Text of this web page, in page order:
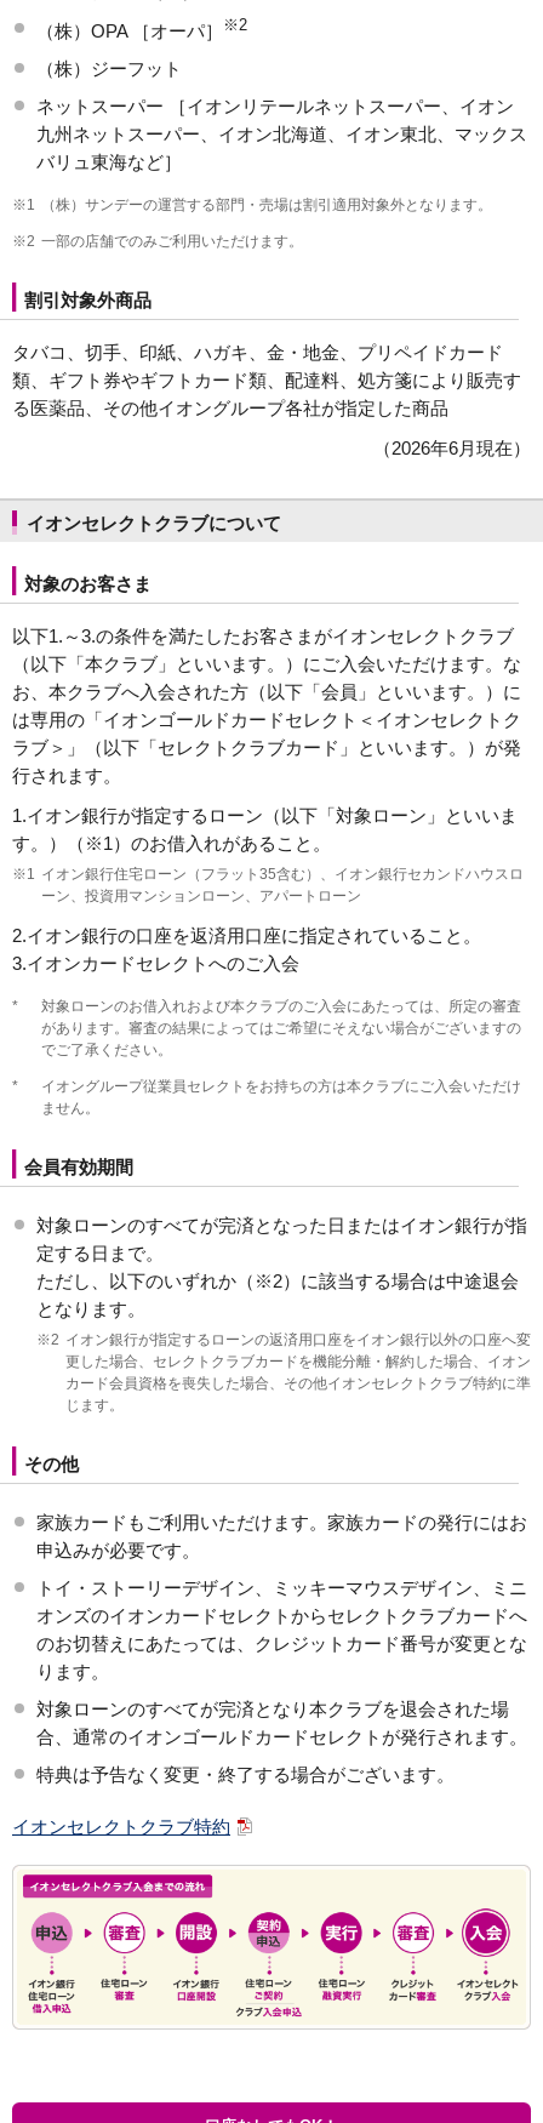
（株）OPA ［オーパ］
※2
（株）ジーフット
ネットスーパー ［イオンリテールネットスーパー、イオン
九州ネットスーパー、イオン北海道、イオン東北、マックス
バリュ東海など］
※1 （株）サンデーの運営する部門・売場は割引適用対象外となります。
※2 一部の店舗でのみご利用いただけます。
割引対象外商品
タバコ、切手、印紙、ハガキ、金・地金、プリペイドカード
類、ギフト券やギフトカード類、配達料、処方箋により販売す
る医薬品、その他イオングループ各社が指定した商品
（2026年6月現在）
イオンセレクトクラブについて
対象のお客さま
以下1.～3.の条件を満たしたお客さまがイオンセレクトクラブ
（以下「本クラブ」といいます。）にご入会いただけます。な
お、本クラブへ入会された方（以下「会員」といいます。）に
は専用の「イオンゴールドカードセレクト＜イオンセレクトク
ラブ＞」（以下「セレクトクラブカード」といいます。）が発
行されます。
1.イオン銀行が指定するローン（以下「対象ローン」といいま
す。）（※1）のお借入れがあること。
※1
イオン銀行住宅ローン（フラット35含む）、イオン銀行セカンドハウスロ
ーン、投資用マンションローン、アパートローン
2.イオン銀行の口座を返済用口座に指定されていること。
3.イオンカードセレクトへのご入会
*
対象ローンのお借入れおよび本クラブのご入会にあたっては、所定の審査
があります。審査の結果によってはご希望にそえない場合がございますの
でご了承ください。
*
イオングループ従業員セレクトをお持ちの方は本クラブにご入会いただけ
ません。
会員有効期間
対象ローンのすべてが完済となった日またはイオン銀行が指
定する日まで。
ただし、以下のいずれか（※2）に該当する場合は中途退会
となります。
※2 イオン銀行が指定するローンの返済用口座をイオン銀行以外の口座へ変
更した場合、セレクトクラブカードを機能分離・解約した場合、イオン
カード会員資格を喪失した場合、その他イオンセレクトクラブ特約に準
じます。
その他
家族カードもご利用いただけます。家族カードの発行にはお
申込みが必要です。
トイ・ストーリーデザイン、ミッキーマウスデザイン、ミニ
オンズのイオンカードセレクトからセレクトクラブカードへ
のお切替えにあたっては、クレジットカード番号が変更とな
ります。
対象ローンのすべてが完済となり本クラブを退会された場
合、通常のイオンゴールドカードセレクトが発行されます。
特典は予告なく変更・終了する場合がございます。
イオンセレクトクラブ特約